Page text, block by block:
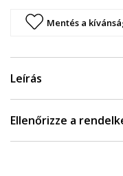
Mentés a
Leírás
Ellenőrizze a